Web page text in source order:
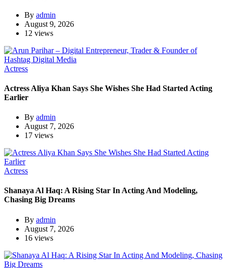
By admin
August 9, 2026
12 views
Actress
Actress Aliya Khan Says She Wishes She Had Started Acting
Earlier
By admin
August 7, 2026
17 views
Actress
Shanaya Al Haq: A Rising Star In Acting And Modeling,
Chasing Big Dreams
By admin
August 7, 2026
16 views